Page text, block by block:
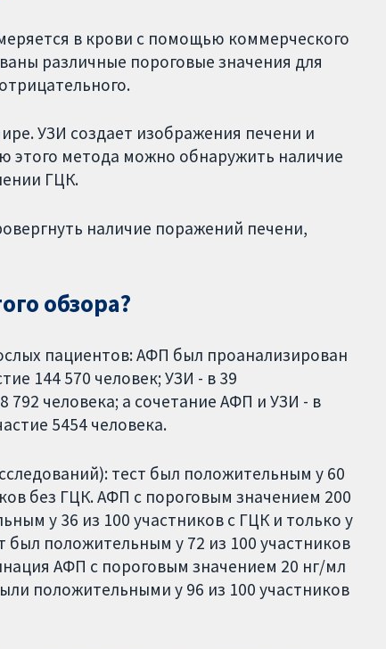
в крови с помощью коммерческого
различные пороговые значения для
УЗИ создает изображения печени и
метода можно обнаружить наличие
ГЦК.
наличие поражений печени,
обзора?
пациентов: АФП был проанализирован
144 570 человек; УЗИ - в 39
792 человека; а сочетание АФП и УЗИ - в
5454 человека.
тест был положительным у 60
без ГЦК. АФП с пороговым значением 200
у 36 из 100 участников с ГЦК и только у
был положительным у 72 из 100 участников
АФП с пороговым значением 20 нг/мл
положительными у 96 из 100 участников